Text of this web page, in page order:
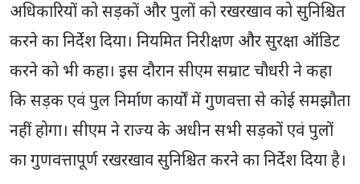
अधिकारियों को सड़कों और पुलों को रखरखाव को सुनिश्चित
करने का निर्देश दिया। नियमित निरीक्षण और सुरक्षा ऑडिट
करने को भी कहा। इस दौरान सीएम सम्राट चौधरी ने कहा
कि सड़क एवं पुल निर्माण कार्यों में गुणवत्ता से कोई समझौता
नहीं होगा। सीएम ने राज्य के अधीन सभी सड़कों एवं पुलों
का गुणवत्तापूर्ण रखरखाव सुनिश्चित करने का निर्देश दिया है।